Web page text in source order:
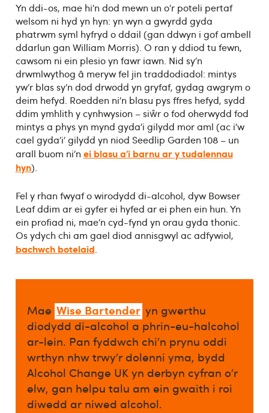
Yn ddi-os, mae hi’n dod mewn un o’r poteli pertaf
welsom ni hyd yn hyn: yn wyn a gwyrdd gyda
phatrwm syml hyfryd o ddail (gan ddwyn i gof ambell
ddarlun gan William Morris). O ran y ddiod tu fewn,
cawsom ni ein plesio yn fawr iawn. Nid sy’n
drwmlwythog â meryw fel jin traddodiadol: mintys
yw’r blas sy’n dod drwodd yn gryfaf, gydag awgrym o
deim hefyd. Roedden ni’n blasu pys ffres hefyd, sydd
ddim ymhlith y cynhwysion – siŵr o fod oherwydd fod
mintys a phys yn mynd gyda’i gilydd mor aml (ac i’w
cael gyda’i’ gilydd yn niod Seedlip Garden 108 – un
arall buom ni’n ei blasu a’i barnu ar y tudalennau
hyn).
Fel y rhan fwyaf o wirodydd di-alcohol, dyw Bowser
Leaf ddim ar ei gyfer ei hyfed ar ei phen ein hun. Yn
ein profiad ni, mae’n cyd-fynd yn orau gyda thonic.
Os ydych chi am gael diod annisgwyl ac adfywiol,
bachwch botelaid.
Mae Wise Bartender yn gwerthu
diodydd di-alcohol a phrin-eu-halcohol
ar-lein. Pan fyddwch chi’n prynu oddi
wrthyn nhw trwy’r dolenni yma, bydd
Alcohol Change UK yn derbyn cyfran o’r
elw, gan helpu talu am ein gwaith i roi
diwedd ar niwed alcohol.​